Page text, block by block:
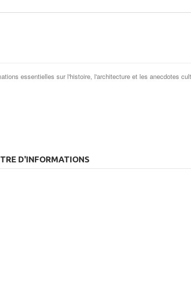
essentielles sur l'histoire, l'architecture et les anecdotes
D'INFORMATIONS